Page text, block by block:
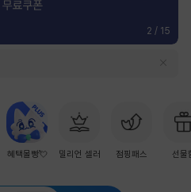
2 / 15
혜택몰빵💘 밀리언 셀러 점핑패스 선물